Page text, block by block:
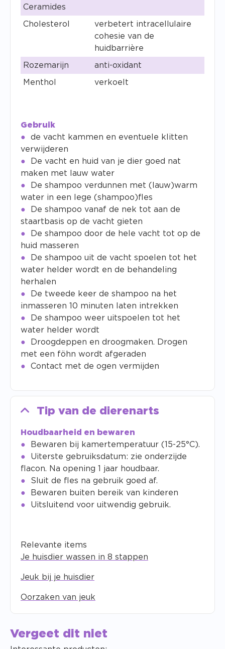
Ceramides
Cholesterol
verbetert intracellulaire
cohesie van de
huidbarrière
Rozemarijn anti-oxidant
Menthol verkoelt
Gebruik
de vacht kammen en eventuele klitten
verwijderen
De vacht en huid van je dier goed nat
maken met lauw water
De shampoo verdunnen met (lauw)warm
water in een lege (shampoo)fles
De shampoo vanaf de nek tot aan de
staartbasis op de vacht gieten
De shampoo door de hele vacht tot op de
huid masseren
De shampoo uit de vacht spoelen tot het
water helder wordt en de behandeling
herhalen
De tweede keer de shampoo na het
inmasseren 10 minuten laten intrekken
De shampoo weer uitspoelen tot het
water helder wordt
Droogdeppen en droogmaken. Drogen
met een föhn wordt afgeraden
Contact met de ogen vermijden
Tip van de dierenarts
Houdbaarheid en bewaren
Bewaren bij kamertemperatuur (15-25°C).
Uiterste gebruiksdatum: zie onderzijde
flacon. Na opening 1 jaar houdbaar.
Sluit de fles na gebruik goed af.
Bewaren buiten bereik van kinderen
Uitsluitend voor uitwendig gebruik.
Relevante items
Je huisdier wassen in 8 stappen
Jeuk bij je huisdier
Oorzaken van jeuk
Vergeet dit niet